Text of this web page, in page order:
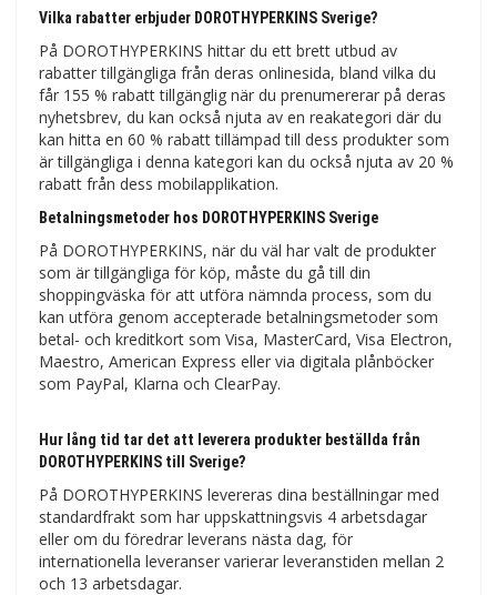
Vilka rabatter erbjuder DOROTHYPERKINS Sverige?
På DOROTHYPERKINS hittar du ett brett utbud av
rabatter tillgängliga från deras onlinesida, bland vilka du
får 155 % rabatt tillgänglig när du prenumererar på deras
nyhetsbrev, du kan också njuta av en reakategori där du
kan hitta en 60 % rabatt tillämpad till dess produkter som
är tillgängliga i denna kategori kan du också njuta av 20 %
rabatt från dess mobilapplikation.
Betalningsmetoder hos DOROTHYPERKINS Sverige
På DOROTHYPERKINS, när du väl har valt de produkter
som är tillgängliga för köp, måste du gå till din
shoppingväska för att utföra nämnda process, som du
kan utföra genom accepterade betalningsmetoder som
betal- och kreditkort som Visa, MasterCard, Visa Electron,
Maestro, American Express eller via digitala plånböcker
som PayPal, Klarna och ClearPay.
Hur lång tid tar det att leverera produkter beställda från
DOROTHYPERKINS till Sverige?
På DOROTHYPERKINS levereras dina beställningar med
standardfrakt som har uppskattningsvis 4 arbetsdagar
eller om du föredrar leverans nästa dag, för
internationella leveranser varierar leveranstiden mellan 2
och 13 arbetsdagar.